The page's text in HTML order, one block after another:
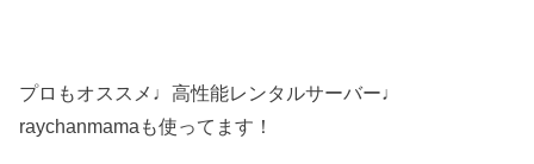
プロもオススメ♩高性能レンタルサーバー♩
raychanmamaも使ってます！